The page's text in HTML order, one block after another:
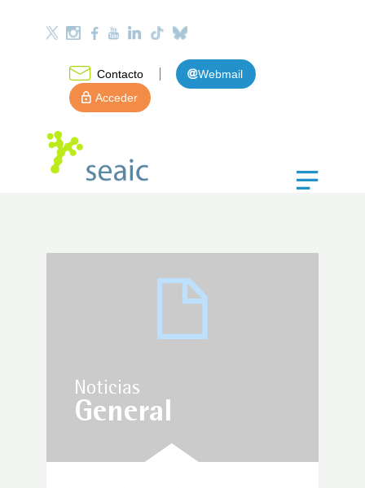
Contacto
Webmail
Acceder
Noticias
General